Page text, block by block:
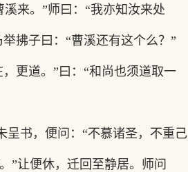
来。”师曰：“我亦知汝来处
拂子曰：“曹溪还有这个么？”
更道。”曰：“和尚也须道取一
呈书，便问：“不慕诸圣，不重己
”让便休，迁回至静居。师问